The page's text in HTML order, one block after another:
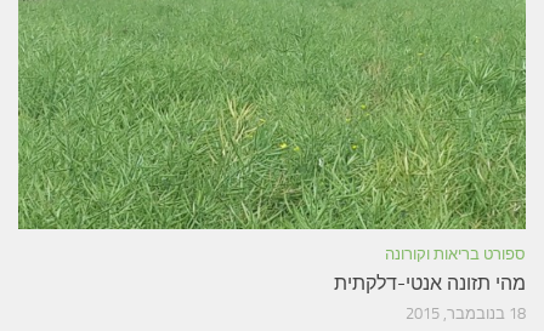
ספורט בריאות וקורונה
מהי תזונה אנטי-דלקתית
18 בנובמבר, 2015